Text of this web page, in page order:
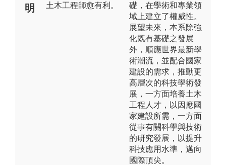
明
土木工程師愈有利。
礎，在學術和專業領
域上建立了權威性。
展望未來，本系除強
化既有基礎之發展
外，順應世界最新學
術潮流，並配合國家
建設的需求，推動更
高層次的科技學術發
展，一方面培養土木
工程人才，以因應國
家建設所需，一方面
從事有關科學與技術
的研究發展，以提升
科技應用水準，邁向
國際頂尖。